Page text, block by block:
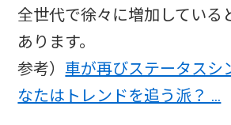
全世代で徐々に増加している
あります。
参考）車が再びステータスシ
なたはトレンドを追う派？ …